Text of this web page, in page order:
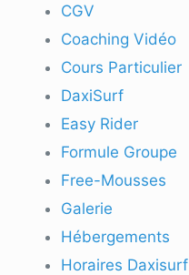
CGV
Coaching Vidéo
Cours Particulier
DaxiSurf
Easy Rider
Formule Groupe
Free-Mousses
Galerie
Hébergements
Horaires Daxisurf